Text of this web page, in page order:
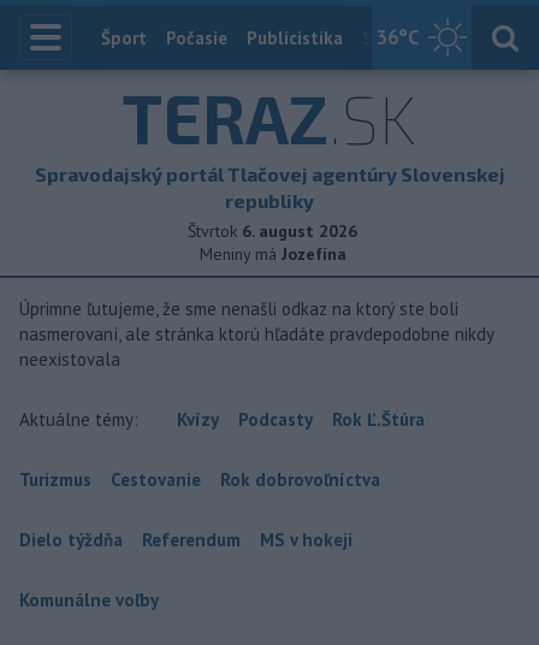
36°C
Index
Šport Počasie Publicistika Slovensko
TERAZ.SK
Spravodajský portál Tlačovej agentúry Slovenskej
republiky
Štvrtok 6. august 2026
Meniny má Jozefína
Úprimne ľutujeme, že sme nenašli odkaz na ktorý ste boli
nasmerovaní, ale stránka ktorú hľadáte pravdepodobne nikdy
neexistovala
Aktuálne témy: Kvízy Podcasty Rok Ľ.Štúra
Turizmus Cestovanie Rok dobrovoľníctva
Dielo týždňa Referendum MS v hokeji
Komunálne voľby